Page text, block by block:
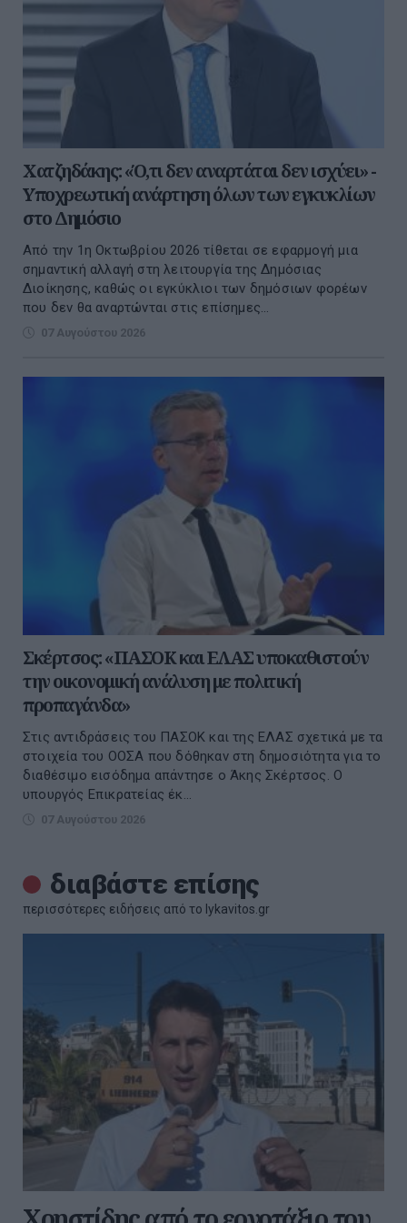
Χατζηδάκης: «Ό,τι δεν αναρτάται δεν ισχύει» -
Υποχρεωτική ανάρτηση όλων των εγκυκλίων
στο Δημόσιο
Από την 1η Οκτωβρίου 2026 τίθεται σε εφαρμογή μια
σημαντική αλλαγή στη λειτουργία της Δημόσιας
Διοίκησης, καθώς οι εγκύκλιοι των δημόσιων φορέων
που δεν θα αναρτώνται στις επίσημες...
07 Αυγούστου 2026
Σκέρτσος: «ΠΑΣΟΚ και ΕΛΑΣ υποκαθιστούν
την οικονομική ανάλυση με πολιτική
προπαγάνδα»
Στις αντιδράσεις του ΠΑΣΟΚ και της ΕΛΑΣ σχετικά με τα
στοιχεία του ΟΟΣΑ που δόθηκαν στη δημοσιότητα για το
διαθέσιμο εισόδημα απάντησε ο Άκης Σκέρτσος. Ο
υπουργός Επικρατείας έκ...
07 Αυγούστου 2026
διαβάστε επίσης
περισσότερες ειδήσεις από το lykavitos.gr